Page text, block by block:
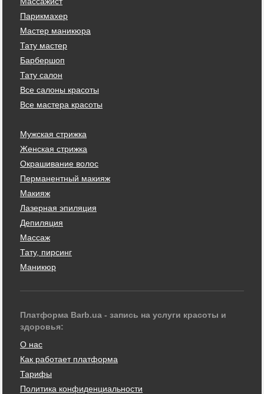
Парикмахер
Мастер маникюра
Тату мастер
Барбершоп
Тату салон
Все салоны красоты
Все мастера красоты
Мужская стрижка
Женская стрижка
Окрашивание волос
Перманентный макияж
Макияж
Лазерная эпиляция
Депиляция
Массаж
Тату, пирсинг
Маникюр
Платформа Barb.ua - запись на услуги красоты и
здоровья:
О нас
Как работает платформа
Тарифы
Политика конфиденциальности